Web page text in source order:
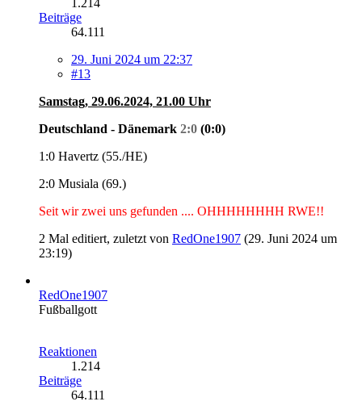
Beiträge
64.111
29. Juni 2024 um 22:37
#13
Samstag, 29.06.2024, 21.00 Uhr
Deutschland - Dänemark 2:0 (0:0)
1:0 Havertz (55./HE)
2:0 Musiala (69.)
Seit wir zwei uns gefunden .... OHHHHHHHH RWE!!
2 Mal editiert, zuletzt von RedOne1907 (29. Juni 2024 um
23:19)
RedOne1907
Fußballgott
Reaktionen
1.214
Beiträge
64.111